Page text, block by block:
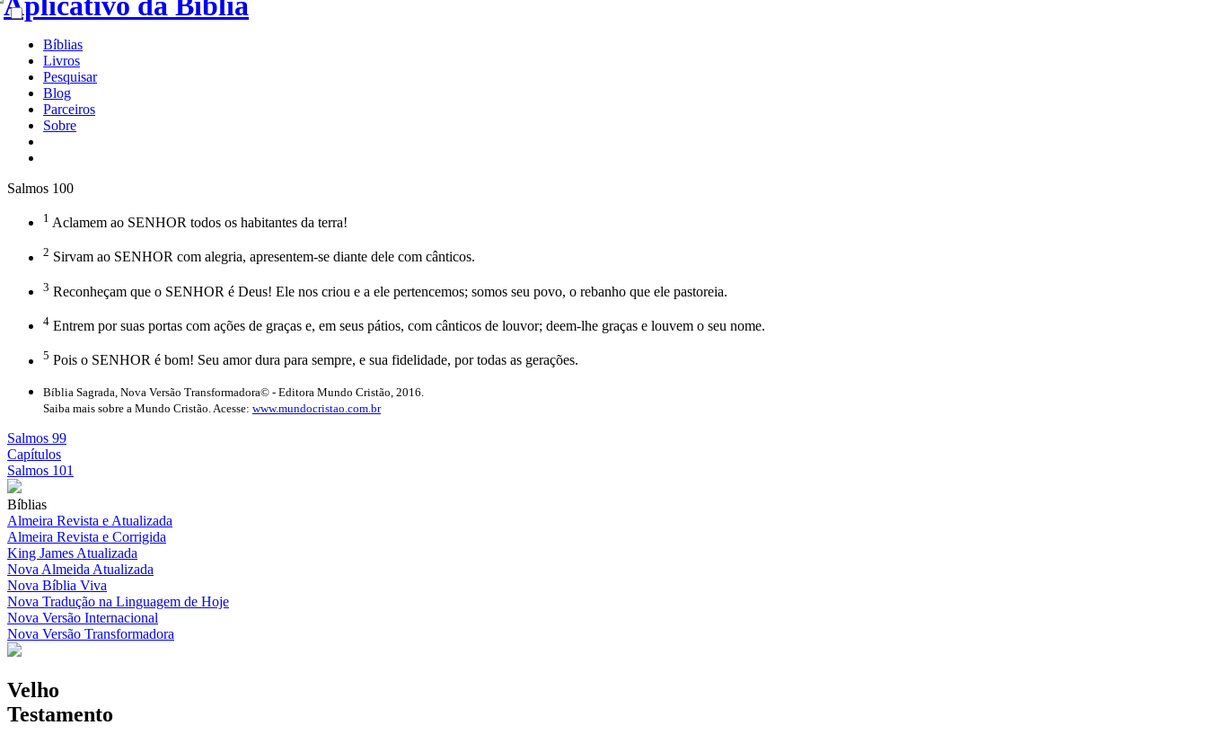
Bíblias
Livros
Pesquisar
Blog
Parceiros
Sobre
Salmos 100
1 Aclamem ao SENHOR todos os habitantes da terra!
2 Sirvam ao SENHOR com alegria, apresentem-se diante dele com cânticos.
3 Reconheçam que o SENHOR é Deus! Ele nos criou e a ele pertencemos; somos seu povo, o rebanho que ele pastoreia.
4 Entrem por suas portas com ações de graças e, em seus pátios, com cânticos de louvor; deem-lhe graças e louvem o seu nome.
5 Pois o SENHOR é bom! Seu amor dura para sempre, e sua fidelidade, por todas as gerações.
Bíblia Sagrada, Nova Versão Transformadora© - Editora Mundo Cristão, 2016.
Saiba mais sobre a Mundo Cristão. Acesse: www.mundocristao.com.br
Salmos 99
Capítulos
Salmos 101
Bíblias
Almeira Revista e Atualizada
Almeira Revista e Corrigida
King James Atualizada
Nova Almeida Atualizada
Nova Bíblia Viva
Nova Tradução na Linguagem de Hoje
Nova Versão Internacional
Nova Versão Transformadora
Velho
Testamento